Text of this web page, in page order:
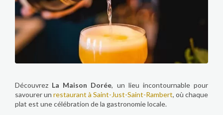
Découvrez La Maison Dorée, un lieu incontournable pour
savourer un restaurant à Saint-Just-Saint-Rambert, où chaque
plat est une célébration de la gastronomie locale.